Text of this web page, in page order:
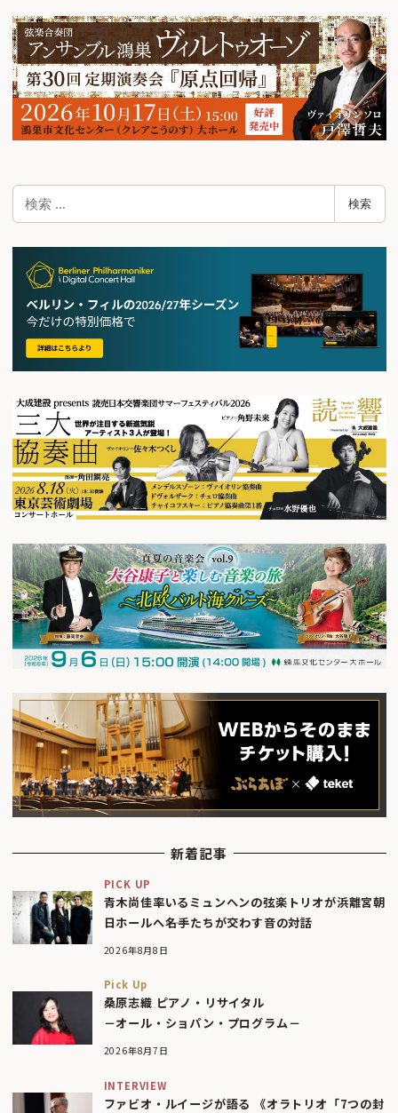
検索
新着記事
PICK UP
青木尚佳率いるミュンヘンの弦楽トリオが浜離宮朝
日ホールへ――名手たちが交わす音の対話
2026年8月8日
Pick Up
桑原志織 ピアノ・リサイタル
－オール・ショパン・プログラム－
2026年8月7日
INTERVIEW
ファビオ・ルイージが語る 《オラトリオ「7つの封